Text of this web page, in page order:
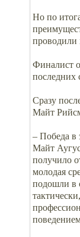
Но по
проводили
Финалист
последних
Сразу
Майт
– Победа в
Майт
получило
молодая
подошли в